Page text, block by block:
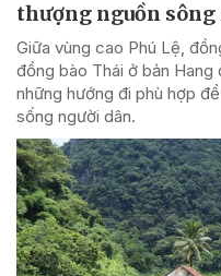
thượng nguồn sông
Giữa vùng cao Phú Lệ,
đồng bào Thái ở bản Hang
những hướng đi phù hợp
sống người dân.